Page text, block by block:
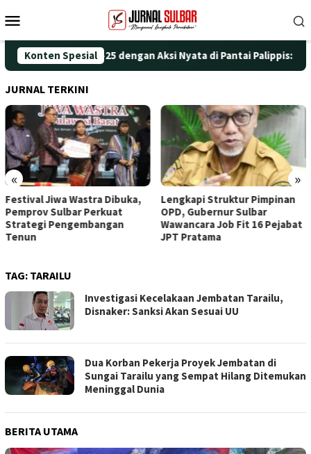
ke
Mobile
Konten Spesial
HUT ke-25 dengan Aksi Nyata di Pantai Palippis:
JURNAL TERKINI
« »
Festival Jiwa Wastra Dibuka,
Pemprov Sulbar Perkuat
Strategi Pengembangan
Tenun
Lengkapi Struktur Pimpinan
OPD, Gubernur Sulbar
Wawancara Job Fit 16 Pejabat
JPT Pratama
TAG: TARAILU
Investigasi Kecelakaan Jembatan Tarailu,
Disnaker: Sanksi Akan Sesuai UU
Dua Korban Pekerja Proyek Jembatan di
Sungai Tarailu yang Sempat Hilang Ditemukan
Meninggal Dunia
BERITA UTAMA